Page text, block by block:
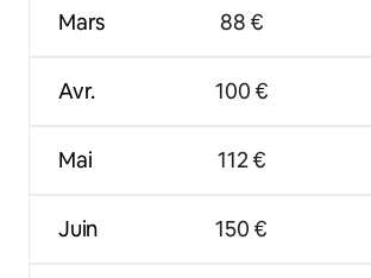
Mars
Avr.
Mai
Juin
88 €
100 €
112 €
150 €